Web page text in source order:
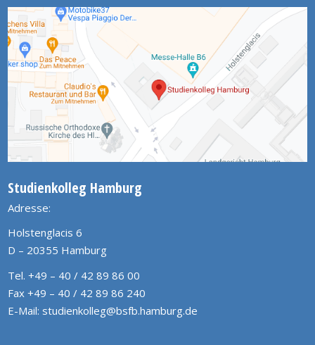
Studienkolleg Hamburg
Adresse:
Holstenglacis 6
D – 20355 Hamburg
Tel. +49 – 40 / 42 89 86 00
Fax +49 – 40 / 42 89 86 240
E-Mail: studienkolleg@bsfb.hamburg.de